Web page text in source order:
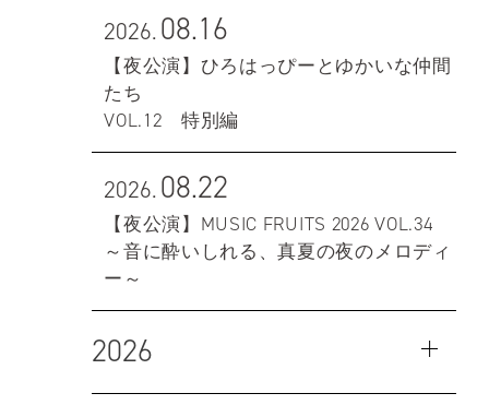
2026.08.16
【夜公演】ひろはっぴーとゆかいな仲間
たち
VOL.12 特別編
2026.08.22
【夜公演】MUSIC FRUITS 2026 VOL.34
～音に酔いしれる、真夏の夜のメロディ
ー～
2026